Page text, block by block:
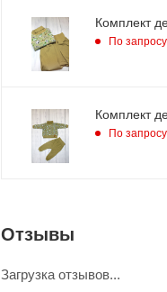
Комплект
По запросу
Комплект
По запросу
Отзывы
Загрузка отзывов...